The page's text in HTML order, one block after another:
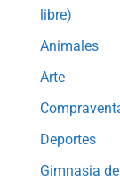
libre)
Animales
Arte
Deportes
Gimnasia